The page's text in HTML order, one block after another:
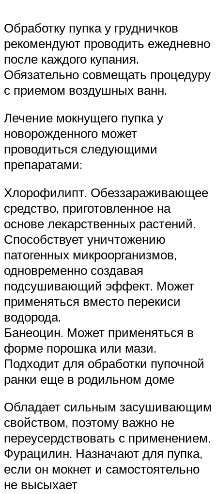
Обработку пупка у грудничков
рекомендуют проводить ежедневно
после каждого купания.
Обязательно совмещать процедуру
с приемом воздушных ванн.
Лечение мокнущего пупка у
новорожденного может
проводиться следующими
препаратами:
Хлорофилипт. Обеззараживающее
средство, приготовленное на
основе лекарственных растений.
Способствует уничтожению
патогенных микроорганизмов,
одновременно создавая
подсушивающий эффект. Может
применяться вместо перекиси
водорода.
Банеоцин. Может применяться в
форме порошка или мази.
Подходит для обработки пупочной
ранки еще в родильном доме
Обладает сильным засушивающим
свойством, поэтому важно не
переусердствовать с применением.
Фурацилин. Назначают для пупка,
если он мокнет и самостоятельно
не высыхает